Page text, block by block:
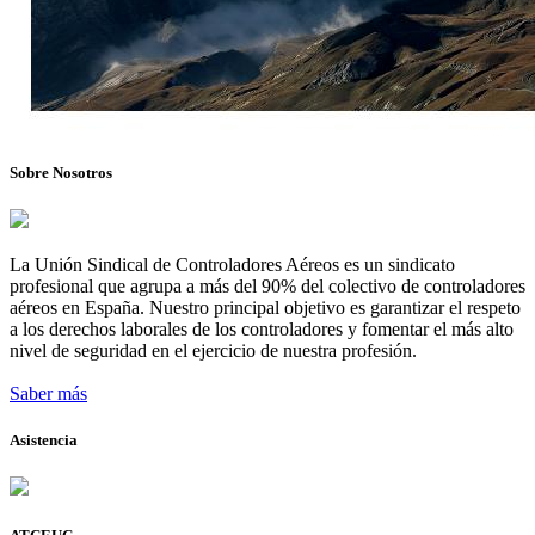
Sobre Nosotros
La Unión Sindical de Controladores Aéreos es un sindicato
profesional que agrupa a más del 90% del colectivo de controladores
aéreos en España. Nuestro principal objetivo es garantizar el respeto
a los derechos laborales de los controladores y fomentar el más alto
nivel de seguridad en el ejercicio de nuestra profesión.
Saber más
Asistencia